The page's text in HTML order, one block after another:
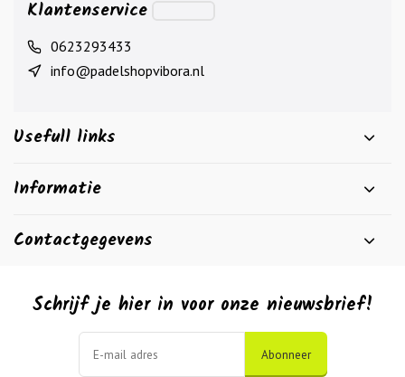
Klantenservice
0623293433
info@padelshopvibora.nl
Usefull links
Informatie
Contactgegevens
Schrijf je hier in voor onze nieuwsbrief!
Abonneer